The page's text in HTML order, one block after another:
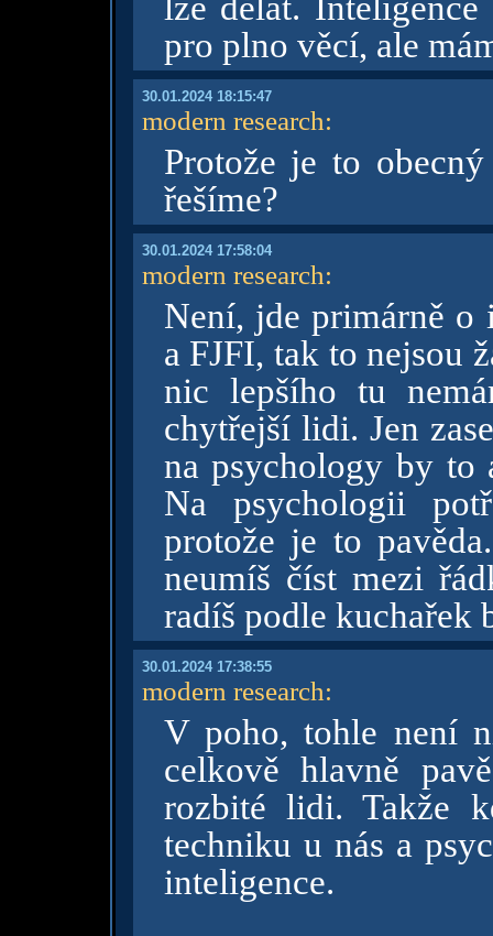
pro plno věcí, ale
30.01.2024 18:15:47
modern research:
Protože je to
řešíme?
30.01.2024 17:58:04
modern research:
Není, jde primárně o
a FJFI, tak to nejsou
nic lepšího tu
chytřejší lidi. Jen
na psychology by to
Na psychologii
protože je to
neumíš číst mezi
radíš podle kuchařek
30.01.2024 17:38:55
modern research:
V poho, tohle není
celkově hlavně
rozbité lidi. Takže
techniku u nás a
inteligence.